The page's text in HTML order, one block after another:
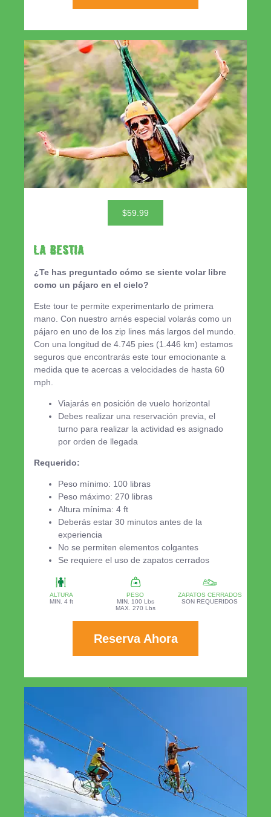
$59.99
LA BESTIA
¿Te has preguntado cómo se siente volar libre
como un pájaro en el cielo?
Este tour te permite experimentarlo de primera
mano. Con nuestro arnés especial volarás como un
pájaro en uno de los zip lines más largos del mundo.
Con una longitud de 4.745 pies (1.446 km) estamos
seguros que encontrarás este tour emocionante a
medida que te acercas a velocidades de hasta 60
mph.
Viajarás en posición de vuelo horizontal
Debes realizar una reservación previa, el
turno para realizar la actividad es asignado
por orden de llegada
Requerido:
Peso mínimo: 100 libras
Peso máximo: 270 libras
Altura mínima: 4 ft
Deberás estar 30 minutos antes de la
experiencia
No se permiten elementos colgantes
Se requiere el uso de zapatos cerrados
ALTURA
MIN. 4 ft
PESO
MIN. 100 Lbs
MAX. 270 Lbs
ZAPATOS CERRADOS
SON REQUERIDOS
Reserva Ahora